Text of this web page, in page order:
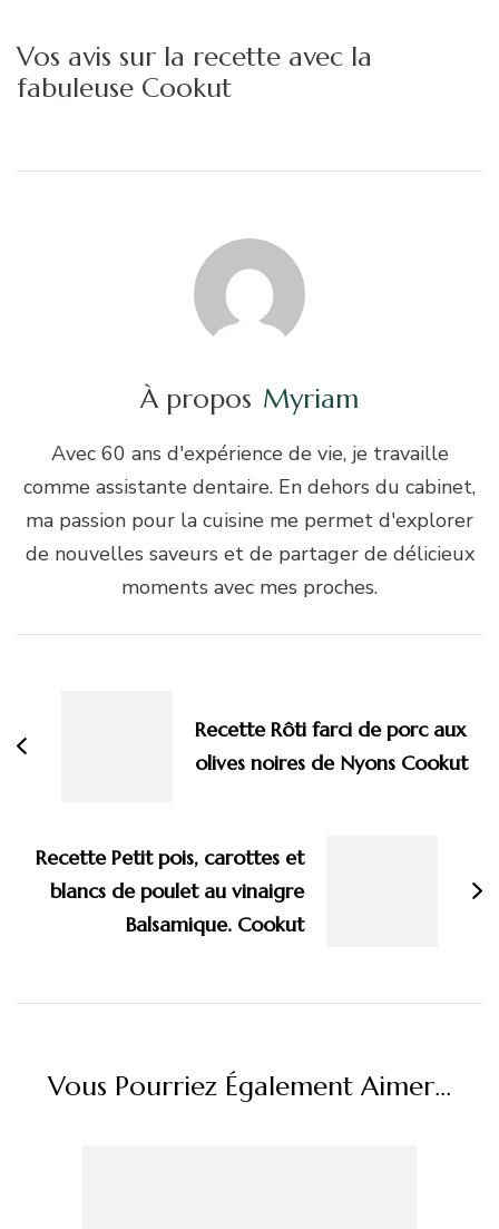
Vos avis sur la recette avec la
fabuleuse Cookut
À propos Myriam
Avec 60 ans d'expérience de vie, je travaille
comme assistante dentaire. En dehors du cabinet,
ma passion pour la cuisine me permet d'explorer
de nouvelles saveurs et de partager de délicieux
moments avec mes proches.
Recette Rôti farci de porc aux
olives noires de Nyons Cookut
Recette Petit pois, carottes et
blancs de poulet au vinaigre
Balsamique. Cookut
Vous Pourriez Également Aimer...